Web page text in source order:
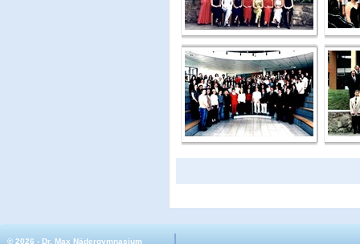
© 2026 - Dr. Max Nädergymnasium